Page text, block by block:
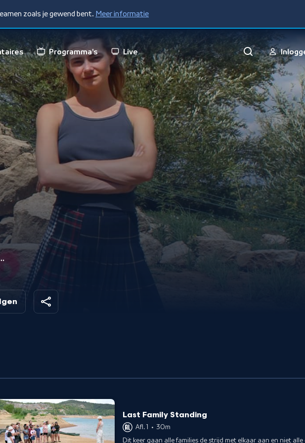
zoals je gewend bent. Meer informatie
Programma's Live
Last Family Standing
Afl. 1 • 30m
Dit keer gaan alle families de strijd met elkaar aan en niet